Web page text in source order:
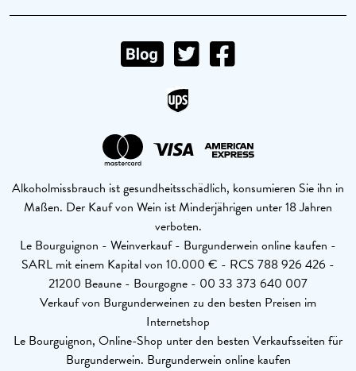
Alkoholmissbrauch ist gesundheitsschädlich, konsumieren Sie ihn in
Maßen. Der Kauf von Wein ist Minderjährigen unter 18 Jahren
verboten.
Le Bourguignon - Weinverkauf - Burgunderwein online kaufen -
SARL mit einem Kapital von 10.000 € - RCS 788 926 426 -
21200 Beaune - Bourgogne - 00 33 373 640 007
Verkauf von Burgunderweinen zu den besten Preisen im
Internetshop
Le Bourguignon, Online-Shop unter den besten Verkaufsseiten für
Burgunderwein. Burgunderwein online kaufen